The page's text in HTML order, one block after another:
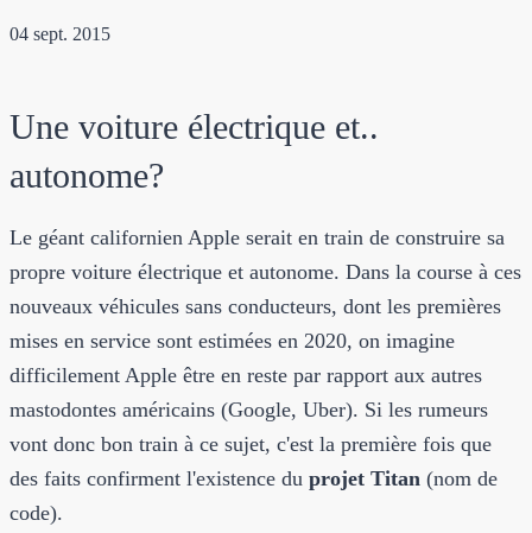
04 sept. 2015
Une voiture électrique et..
autonome?
Le géant californien Apple serait en train de construire sa
propre voiture électrique et autonome. Dans la course à ces
nouveaux véhicules sans conducteurs, dont les premières
mises en service sont estimées en 2020, on imagine
difficilement Apple être en reste par rapport aux autres
mastodontes américains (Google, Uber). Si les rumeurs
vont donc bon train à ce sujet, c'est la première fois que
des faits confirment l'existence du projet Titan (nom de
code).